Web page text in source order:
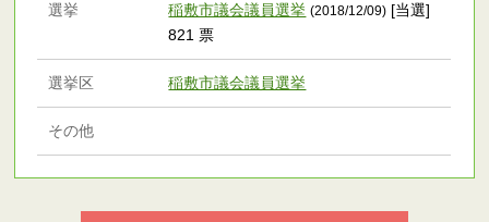
選挙 稲敷市議会議員選挙 (2018/12/09) [当選]
821 票
選挙区 稲敷市議会議員選挙
その他